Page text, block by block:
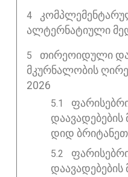
ᲐᲚᲢᲔᲠᲜᲐᲢᲘᲣᲚᲘ
ᲗᲘᲠᲔᲝᲘᲓᲣᲚᲘ
ᲛᲙᲣᲠᲜᲐᲚᲝᲑᲘᲡ
2026
დიდ